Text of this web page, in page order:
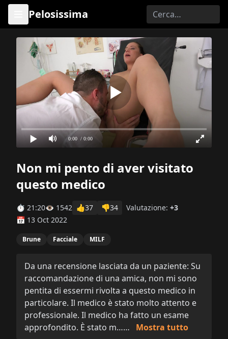
Pelosissima
0:00 / 0:00
Non mi pento di aver visitato
questo medico
⏱ 21:20👁 1542 👍37 👎34 Valutazione: +3
📅 13 Oct 2022
Brune Facciale MILF
Da una recensione lasciata da un paziente: Su
raccomandazione di una amica, non mi sono
pentita di essermi rivolta a questo medico in
particolare. Il medico è stato molto attento e
professionale. Il medico ha fatto un esame
approfondito. È stato m……
Mostra tutto